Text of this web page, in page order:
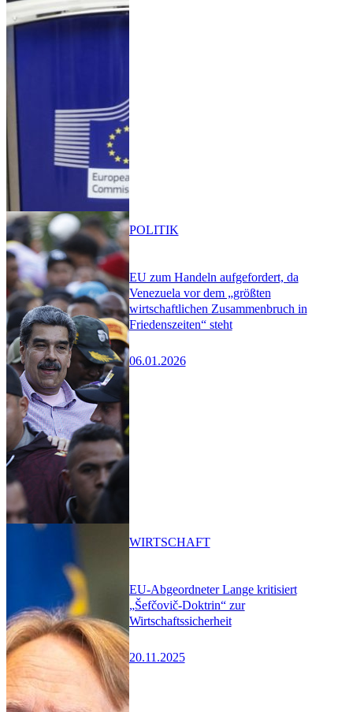
EU zum Handeln aufgefordert, da
Venezuela vor dem „größten
wirtschaftlichen Zusammenbruch in
Friedenszeiten“ steht
06.01.2026
POLITIK
EU-Abgeordneter Lange kritisiert
„Šefčovič-Doktrin“ zur
Wirtschaftssicherheit
20.11.2025
WIRTSCHAFT